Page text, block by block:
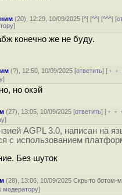
(20), 12:29, 10/09/2025 [^] [^^] [^^^] [
]
конечно же не буду.
(?), 12:50, 10/09/2025 [ответить] [
]
но окэй
(27), 13:05, 10/09/2025 [ответить] [
]
AGPL 3.0, написан на
с использованием
Без шуток
(28), 13:06, 10/09/2025Скрыто ботом-
модератору]